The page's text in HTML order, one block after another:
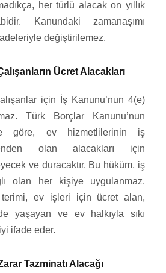
her türlü alacak on yıllık
Kanundaki zamanaşımı
değiştirilemez.
Ücret Alacakları
için İş Kanunu’nun 4(e)
Türk Borçlar Kanunu’nun
göre, ev hizmetlilerinin iş
olan alacakları için
ve duracaktır. Bu hüküm, iş
olan her kişiye uygulanmaz.
terimi, ev işleri için ücret alan,
yaşayan ve ev halkıyla sıkı
ifade eder.
Tazminatı Alacağı